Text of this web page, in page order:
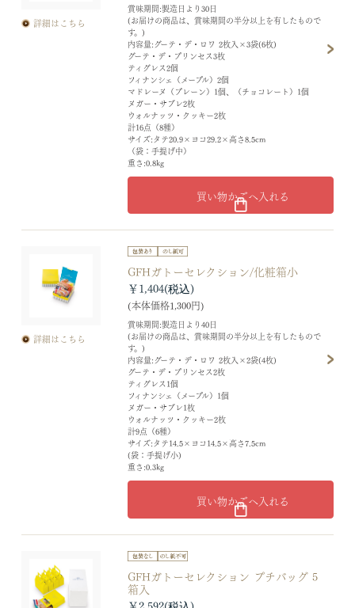
詳細はこちら
賞味期間:製造日より30日
(お届けの商品は、賞味期間の半分以上を有したもので
す。)
内容量:グーテ・デ・ロワ 2枚入×3袋(6枚)
グーテ・デ・プリンセス3枚
ティグレス2個
フィナンシェ（メープル）2個
マドレーヌ（プレーン）1個、（チョコレート）1個
ヌガー・サブレ2枚
ウォルナッツ・クッキー2枚
計16点（8種）
サイズ:タテ20.9×ヨコ29.2×高さ8.5cm
（袋：手提げ中）
重さ:0.8kg
買い物かごへ入れる
詳細はこちら
GFHガトーセレクション/化粧箱小
賞味期間:製造日より40日
(お届けの商品は、賞味期間の半分以上を有したもので
す。)
内容量:グーテ・デ・ロワ 2枚入×2袋(4枚)
グーテ・デ・プリンセス2枚
ティグレス1個
フィナンシェ（メープル）1個
ヌガー・サブレ1枚
ウォルナッツ・クッキー2枚
計9点（6種）
サイズ:タテ14.5×ヨコ14.5×高さ7.5cm
(袋：手提げ小)
重さ:0.3kg
￥1,404
(本体価格1,300円)
買い物かごへ入れる
GFHガトーセレクション プチバッグ 5
箱入